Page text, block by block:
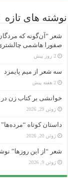
نوشته های تازه
شعر “آن‌گونه که
صفورا هاشمی
2 روز پیش
سه شعر از میم پایمزد
2 هفته پیش
خوانشی بر کتاب زن
ژوئن 29, 2026
داستان کوتاه
ژوئن 20, 2026
شعر “از این روزها”
ژوئن 9, 2026